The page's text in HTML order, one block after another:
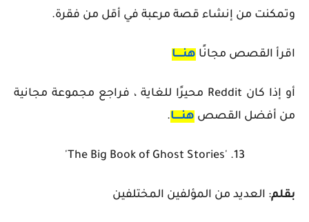
وتمكنت من إنشاء قصة مرعبة في أقل من فقرة.
اقرأ القصص مجانًا هنـــــا
أو إذا كان Reddit محيرًا للغاية ، فراجع مجموعة مجانية
من أفضل القصص هنـــــا.
13. 'The Big Book of Ghost Stories'
بقلم: العديد من المؤلفين المختلفين